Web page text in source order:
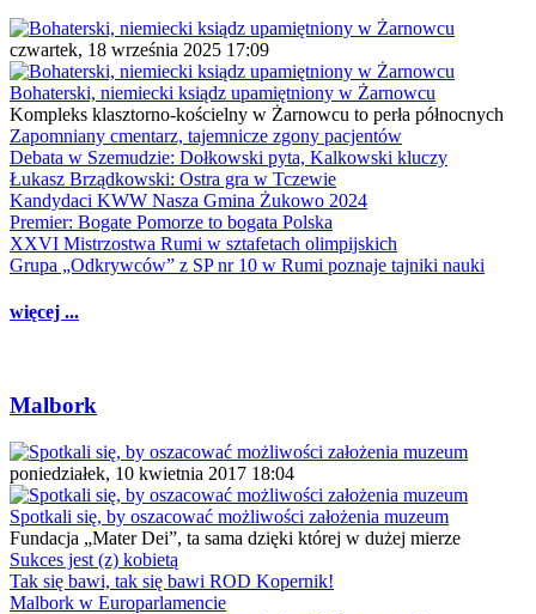
czwartek, 18 września 2025 17:09
Bohaterski, niemiecki ksiądz upamiętniony w Żarnowcu
Kompleks klasztorno-kościelny w Żarnowcu to perła północnych
Zapomniany cmentarz, tajemnicze zgony pacjentów
Debata w Szemudzie: Dołkowski pyta, Kalkowski kluczy
Łukasz Brządkowski: Ostra gra w Tczewie
Kandydaci KWW Nasza Gmina Żukowo 2024
Premier: Bogate Pomorze to bogata Polska
XXVI Mistrzostwa Rumi w sztafetach olimpijskich
Grupa „Odkrywców” z SP nr 10 w Rumi poznaje tajniki nauki
więcej ...
Malbork
poniedziałek, 10 kwietnia 2017 18:04
Spotkali się, by oszacować możliwości założenia muzeum
Fundacja „Mater Dei”, ta sama dzięki której w dużej mierze
Sukces jest (z) kobietą
Tak się bawi, tak się bawi ROD Kopernik!
Malbork w Europarlamencie